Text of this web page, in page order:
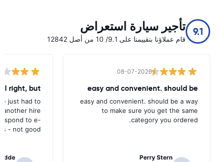
9.1 تأجير سيارة استعراض
قام عملاؤنا بتقييمنا على 9.1/ 10 من أصل 12842
08-07-2026
easy and convenient. should be
easy and convenient. should be a way
to make sure you get the same
category you ordered.
Perry Stern
right, but
just had to
another hire
to e-
- not good.